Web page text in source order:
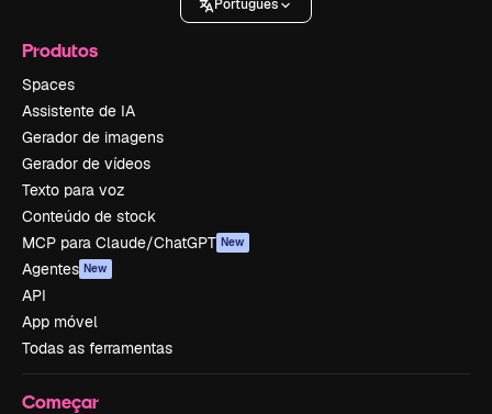
Português
Produtos
Spaces
Assistente de IA
Gerador de imagens
Gerador de vídeos
Texto para voz
Conteúdo de stock
MCP para Claude/ChatGPT New
Agentes New
API
App móvel
Todas as ferramentas
Começar